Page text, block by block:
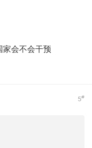
家会不会干预
5#